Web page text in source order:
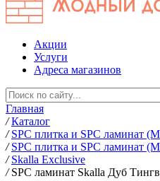
Акции
Услуги
Адреса магазинов
Главная
/ Каталог
/ SPC плитка и SPC ламинат
/ SPC плитка и SPC ламинат
/ Skalla Exclusive
/ SPC ламинат Skalla Дуб